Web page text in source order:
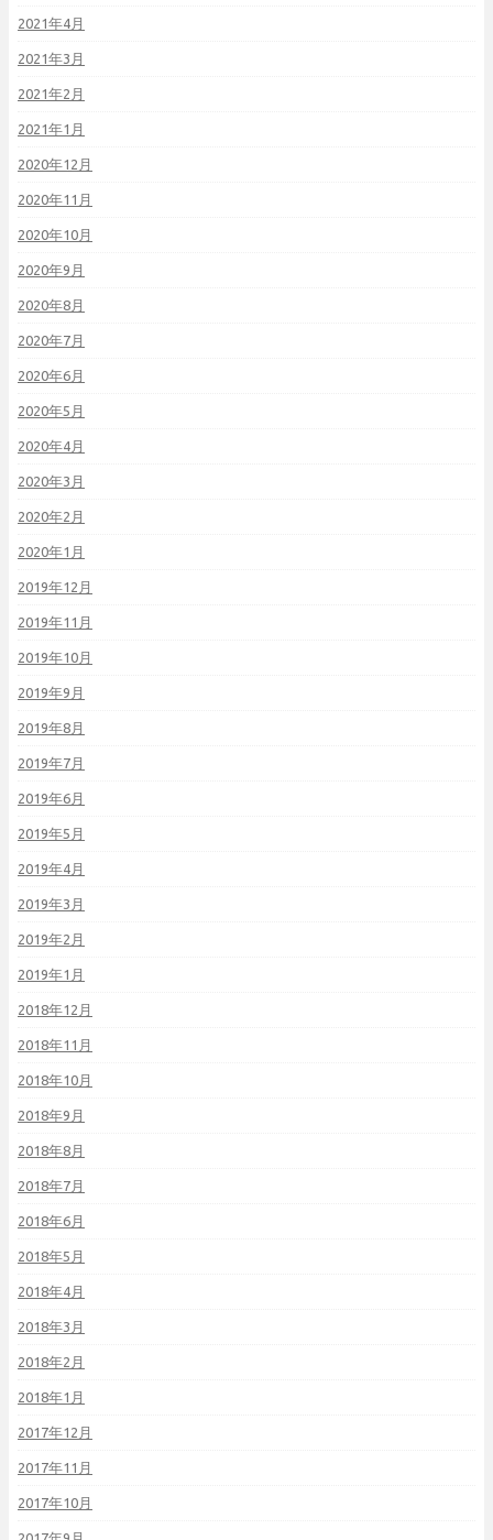
2021年4月
2021年3月
2021年2月
2021年1月
2020年12月
2020年11月
2020年10月
2020年9月
2020年8月
2020年7月
2020年6月
2020年5月
2020年4月
2020年3月
2020年2月
2020年1月
2019年12月
2019年11月
2019年10月
2019年9月
2019年8月
2019年7月
2019年6月
2019年5月
2019年4月
2019年3月
2019年2月
2019年1月
2018年12月
2018年11月
2018年10月
2018年9月
2018年8月
2018年7月
2018年6月
2018年5月
2018年4月
2018年3月
2018年2月
2018年1月
2017年12月
2017年11月
2017年10月